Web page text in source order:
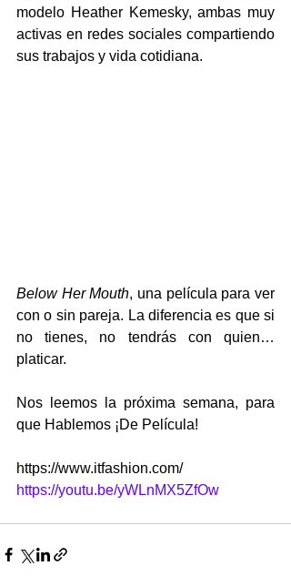
modelo Heather Kemesky, ambas muy
activas en redes sociales compartiendo
sus trabajos y vida cotidiana.
Below Her Mouth, una película para ver
con o sin pareja. La diferencia es que si
no tienes, no tendrás con quien…
platicar.
Nos leemos la próxima semana, para
que Hablemos ¡De Película!
https://www.itfashion.com/
https://youtu.be/yWLnMX5ZfOw